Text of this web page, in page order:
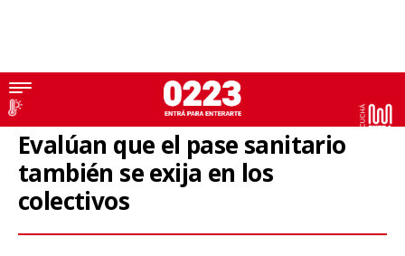
Transporte
Evalúan que el pase sanitario
también se exija en los
colectivos